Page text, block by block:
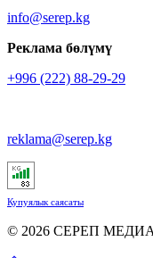
info@serep.kg
Реклама бөлүмү
+996 (222) 88-29-29
reklama@serep.kg
Купуялык саясаты
© 2026 СЕРЕП МЕДИА.